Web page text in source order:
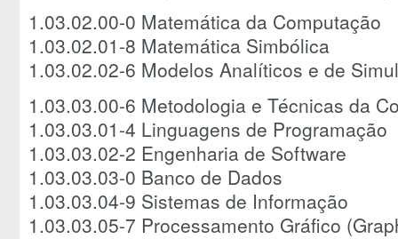
1.03.02.00-0 Matemática da Computação
1.03.02.01-8 Matemática Simbólica
1.03.02.02-6 Modelos Analíticos e de
1.03.03.00-6 Metodologia e Técnicas da
1.03.03.01-4 Linguagens de Programação
1.03.03.02-2 Engenharia de Software
1.03.03.03-0 Banco de Dados
1.03.03.04-9 Sistemas de Informação
1.03.03.05-7 Processamento Gráfico